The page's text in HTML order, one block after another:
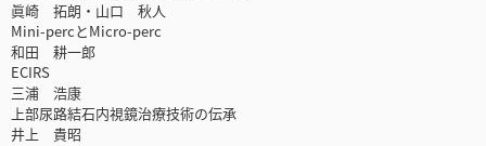
眞崎 拓朗・山口 秋人
Mini-percとMicro-perc
和田 耕一郎
ECIRS
三浦 浩康
上部尿路結石内視鏡治療技術の伝承
井上 貴昭